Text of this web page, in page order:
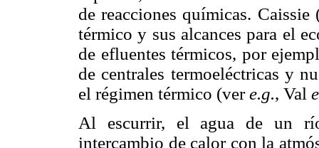
de reacciones químicas.
térmico y sus alcances para el
de efluentes térmicos, por
de centrales termoeléctricas y
el régimen térmico (vere.g., Val
Al escurrir, el agua de un
intercambio de calor con la